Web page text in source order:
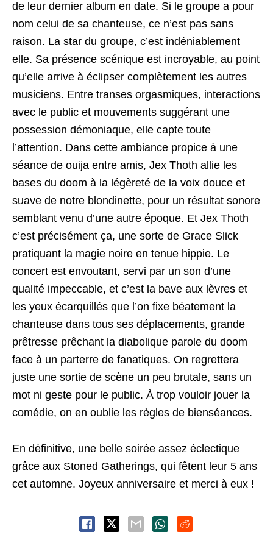
de leur dernier album en date. Si le groupe a pour
nom celui de sa chanteuse, ce n’est pas sans
raison. La star du groupe, c’est indéniablement
elle. Sa présence scénique est incroyable, au point
qu’elle arrive à éclipser complètement les autres
musiciens. Entre transes orgasmiques, interactions
avec le public et mouvements suggérant une
possession démoniaque, elle capte toute
l’attention. Dans cette ambiance propice à une
séance de ouija entre amis, Jex Thoth allie les
bases du doom à la légèreté de la voix douce et
suave de notre blondinette, pour un résultat sonore
semblant venu d’une autre époque. Et Jex Thoth
c’est précisément ça, une sorte de Grace Slick
pratiquant la magie noire en tenue hippie. Le
concert est envoutant, servi par un son d’une
qualité impeccable, et c’est la bave aux lèvres et
les yeux écarquillés que l’on fixe béatement la
chanteuse dans tous ses déplacements, grande
prêtresse prêchant la diabolique parole du doom
face à un parterre de fanatiques. On regrettera
juste une sortie de scène un peu brutale, sans un
mot ni geste pour le public. À trop vouloir jouer la
comédie, on en oublie les règles de bienséances.
En définitive, une belle soirée assez éclectique
grâce aux Stoned Gatherings, qui fêtent leur 5 ans
cet automne. Joyeux anniversaire et merci à eux !